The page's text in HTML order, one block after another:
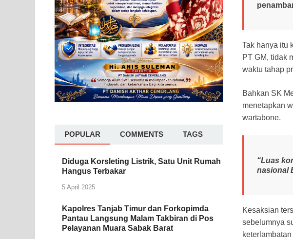
Tak hanya itu
PT GM, tidak
waktu tahap
Bahkan SK
menetapkan
wartabone.
“Luas
nasional
Kesaksian
sebelumnya
POPULAR COMMENTS TAGS
Diduga Korsleting Listrik, Satu Unit Rumah
Hangus Terbakar
5 April 2025
Kapolres Tanjab Timur dan Forkopimda
Pantau Langsung Malam Takbiran di Pos
Pelayanan Muara Sabak Barat